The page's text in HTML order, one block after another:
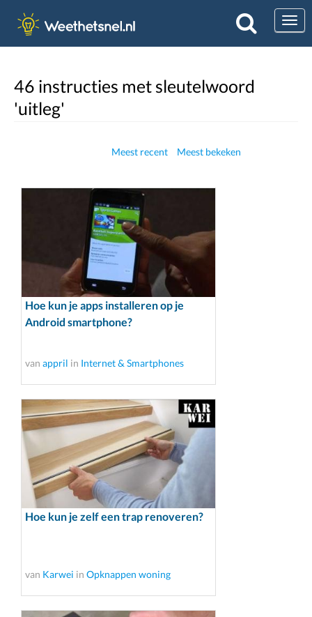
46 instructies met sleutelwoord
'uitleg'
Meest recent Meest bekeken
Hoe kun je apps installeren op je
Android smartphone?
van appril in Internet & Smartphones
Hoe kun je zelf een trap renoveren?
van Karwei in Opknappen woning